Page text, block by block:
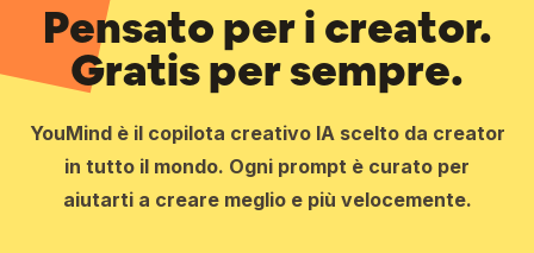
Pensato per i creator.
Gratis per sempre.
YouMind è il copilota creativo IA scelto da creator
in tutto il mondo. Ogni prompt è curato per
aiutarti a creare meglio e più velocemente.